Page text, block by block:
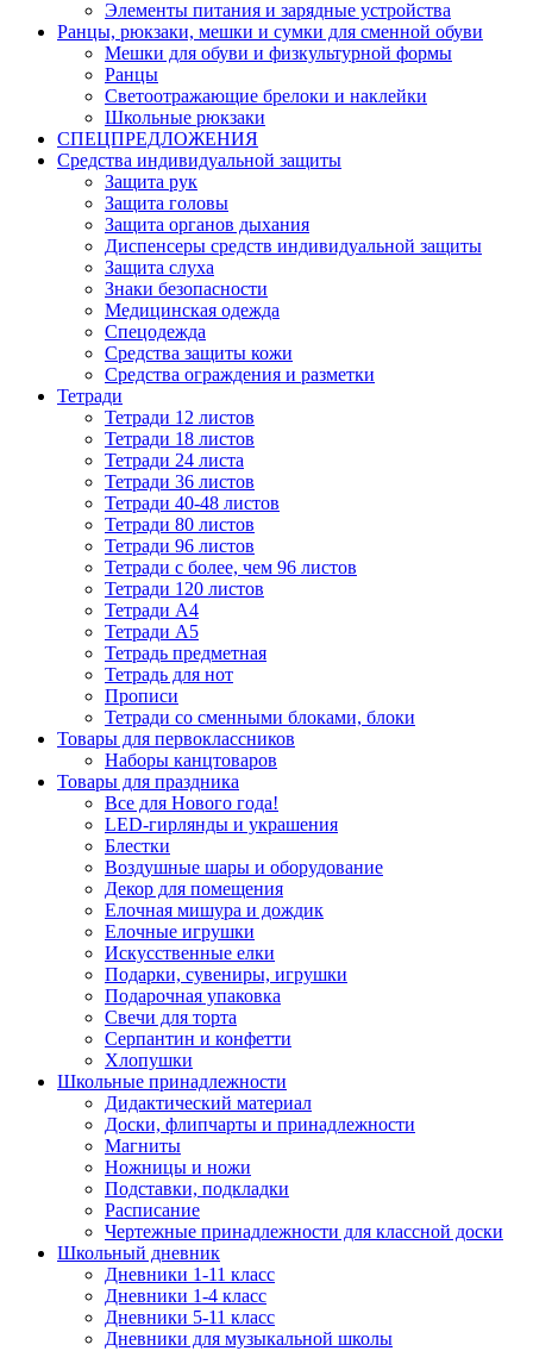
Элементы питания и зарядные устройства
Ранцы, рюкзаки, мешки и сумки для сменной обуви
Мешки для обуви и физкультурной формы
Ранцы
Светоотражающие брелоки и наклейки
Школьные рюкзаки
СПЕЦПРЕДЛОЖЕНИЯ
Средства индивидуальной защиты
Защита рук
Защита головы
Защита органов дыхания
Диспенсеры средств индивидуальной защиты
Защита слуха
Знаки безопасности
Медицинская одежда
Спецодежда
Средства защиты кожи
Средства ограждения и разметки
Тетради
Тетради 12 листов
Тетради 18 листов
Тетради 24 листа
Тетради 36 листов
Тетради 40-48 листов
Тетради 80 листов
Тетради 96 листов
Тетради с более, чем 96 листов
Тетради 120 листов
Тетради А4
Тетради А5
Тетрадь предметная
Тетрадь для нот
Прописи
Тетради со сменными блоками, блоки
Товары для первоклассников
Наборы канцтоваров
Товары для праздника
Все для Нового года!
LED-гирлянды и украшения
Блестки
Воздушные шары и оборудование
Декор для помещения
Елочная мишура и дождик
Елочные игрушки
Искусственные елки
Подарки, сувениры, игрушки
Подарочная упаковка
Свечи для торта
Серпантин и конфетти
Хлопушки
Школьные принадлежности
Дидактический материал
Доски, флипчарты и принадлежности
Магниты
Ножницы и ножи
Подставки, подкладки
Расписание
Чертежные принадлежности для классной доски
Школьный дневник
Дневники 1-11 класс
Дневники 1-4 класс
Дневники 5-11 класс
Дневники для музыкальной школы